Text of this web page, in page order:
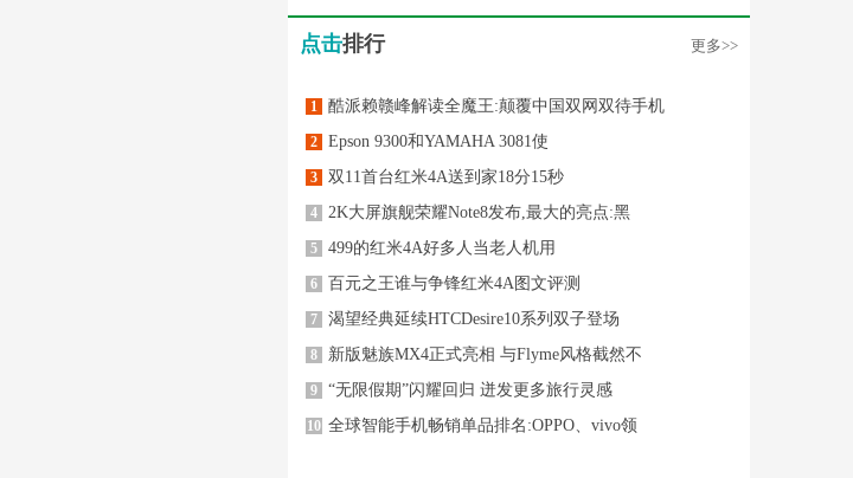
点击排行 更多>>
1 酷派赖赣峰解读全魔王:颠覆中国双网双待手机
2 Epson 9300和YAMAHA 3081使
3 双11首台红米4A送到家18分15秒
4 2K大屏旗舰荣耀Note8发布,最大的亮点:黑
5 499的红米4A好多人当老人机用
6 百元之王谁与争锋红米4A图文评测
7 渴望经典延续HTCDesire10系列双子登场
8 新版魅族MX4正式亮相 与Flyme风格截然不
9 “无限假期”闪耀回归 迸发更多旅行灵感
10 全球智能手机畅销单品排名:OPPO、vivo领